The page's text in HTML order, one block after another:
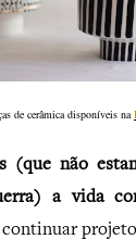
de cerâmica disponíveis na
(que não
a vida